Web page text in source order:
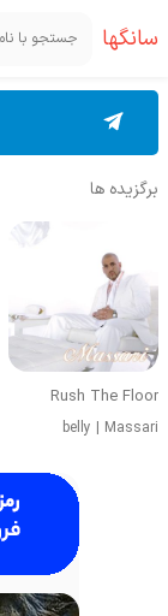
سانگها
برگزیده ها
Rush The Floor
belly | Massari